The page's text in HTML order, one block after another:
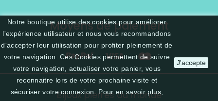
Notre boutique utilise des cookies pour améliorer
l'expérience utilisateur et nous vous recommandons
d'accepter leur utilisation pour profiter pleinement de
votre navigation. Ces Cookies permettent de suivre
votre navigation, actualiser votre panier, vous
reconnaitre lors de votre prochaine visite et
sécuriser votre connexion. Pour en savoir plus,
J'accepte
Moyens de paiement
Bijoux pierres du monde